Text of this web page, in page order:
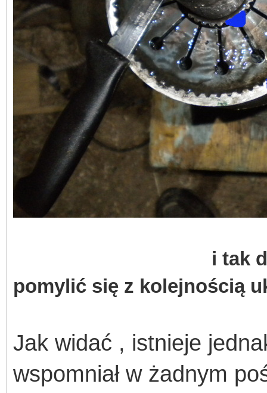
i tak
pomylić się z kolejnością
Jak widać , istnieje
wspomniał w żadnym